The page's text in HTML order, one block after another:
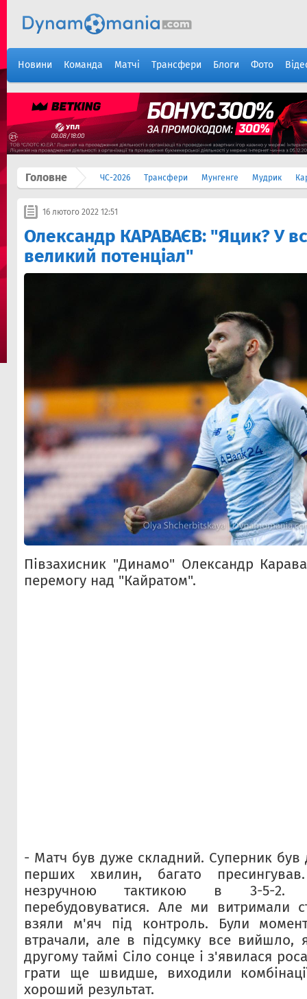
Новини Команда Матчі Трансфери Блоги Фото
Головне ЧС-2026 Трансфери Мунгенге Мудрик
16 лютого 2022 12:51
Олександр КАРАВАЄВ: "Яцик? У
великий потенціал"
Півзахисник "Динамо" Олександр
перемогу над "Кайратом".
- Матч був дуже складний. Суперник був
перших хвилин, багато
незручною тактикою в 3-5-2.
перебудовуватися. Але ми витримали
взяли м'яч під контроль. Були
втрачали, але в підсумку все вийшло,
другому таймі Сіло сонце і з'явилася
грати ще швидше, виходили
хороший результат.